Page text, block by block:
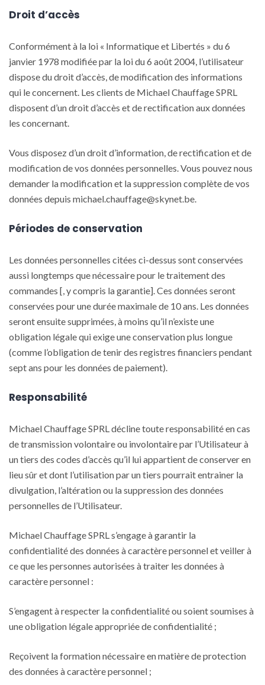
Droit d’accès
Conformément à la loi « Informatique et Libertés » du 6
janvier 1978 modifiée par la loi du 6 août 2004, l’utilisateur
dispose du droit d’accès, de modification des informations
qui le concernent. Les clients de Michael Chauffage SPRL
disposent d’un droit d’accès et de rectification aux données
les concernant.
Vous disposez d’un droit d’information, de rectification et de
modification de vos données personnelles. Vous pouvez nous
demander la modification et la suppression complète de vos
données depuis michael.chauffage@skynet.be.
Périodes de conservation
Les données personnelles citées ci-dessus sont conservées
aussi longtemps que nécessaire pour le traitement des
commandes [, y compris la garantie]. Ces données seront
conservées pour une durée maximale de 10 ans. Les données
seront ensuite supprimées, à moins qu’il n’existe une
obligation légale qui exige une conservation plus longue
(comme l’obligation de tenir des registres financiers pendant
sept ans pour les données de paiement).
Responsabilité
Michael Chauffage SPRL décline toute responsabilité en cas
de transmission volontaire ou involontaire par l’Utilisateur à
un tiers des codes d’accès qu’il lui appartient de conserver en
lieu sûr et dont l’utilisation par un tiers pourrait entrainer la
divulgation, l’altération ou la suppression des données
personnelles de l’Utilisateur.
Michael Chauffage SPRL s’engage à garantir la
confidentialité des données à caractère personnel et veiller à
ce que les personnes autorisées à traiter les données à
caractère personnel :
S’engagent à respecter la confidentialité ou soient soumises à
une obligation légale appropriée de confidentialité ;
Reçoivent la formation nécessaire en matière de protection
des données à caractère personnel ;